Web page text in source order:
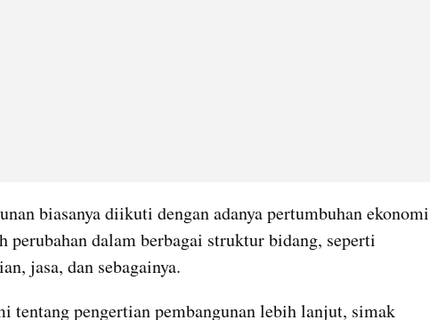
biasanya diikuti dengan adanya pertumbuhan ekonomi
perubahan dalam berbagai struktur bidang, seperti
jasa, dan sebagainya.
tentang pengertian pembangunan lebih lanjut, simak